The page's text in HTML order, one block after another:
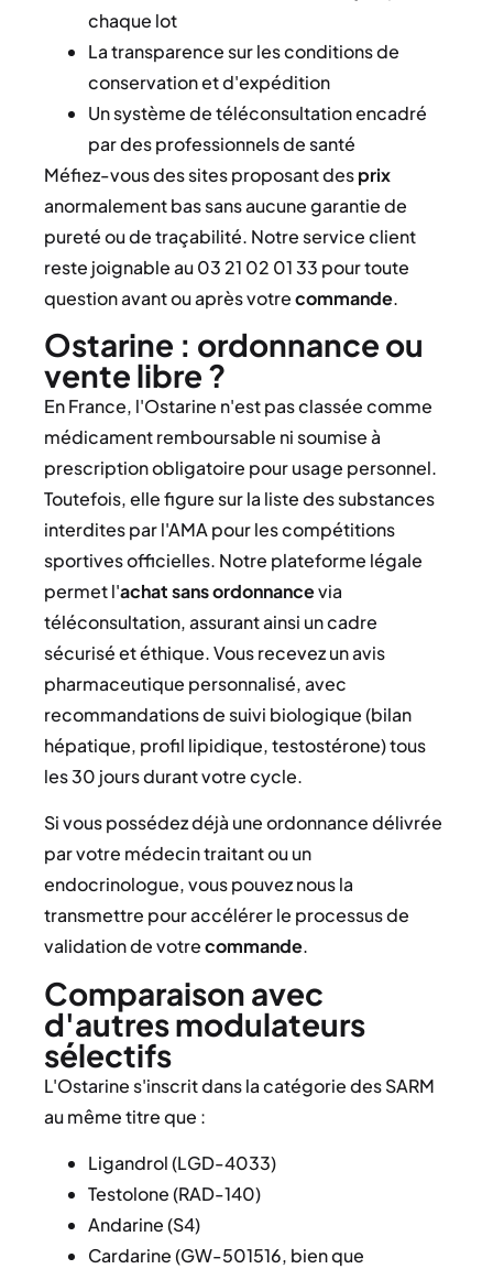
chaque lot
La transparence sur les conditions de
conservation et d'expédition
Un système de téléconsultation encadré
par des professionnels de santé
Méfiez-vous des sites proposant desprix
anormalement bas sans aucune garantie de
pureté ou de traçabilité. Notre service client
reste joignable au 03 21 02 01 33 pour toute
question avant ou après votrecommande.
Ostarine : ordonnance ou
vente libre ?
En France, l'Ostarine n'est pas classée comme
médicament remboursable ni soumise à
prescription obligatoire pour usage personnel.
Toutefois, elle figure sur la liste des substances
interdites par l'AMA pour les compétitions
sportives officielles. Notre plateforme légale
permet l'achatsans ordonnancevia
téléconsultation, assurant ainsi un cadre
sécurisé et éthique. Vous recevez un avis
pharmaceutique personnalisé, avec
recommandations de suivi biologique (bilan
hépatique, profil lipidique, testostérone) tous
les 30 jours durant votre cycle.
Si vous possédez déjà une ordonnance délivrée
par votre médecin traitant ou un
endocrinologue, vous pouvez nous la
transmettre pour accélérer le processus de
validation de votrecommande.
Comparaison avec
d'autres modulateurs
sélectifs
L'Ostarine s'inscrit dans la catégorie des SARM
au même titre que :
Ligandrol (LGD-4033)
Testolone (RAD-140)
Andarine (S4)
Cardarine (GW-501516, bien que